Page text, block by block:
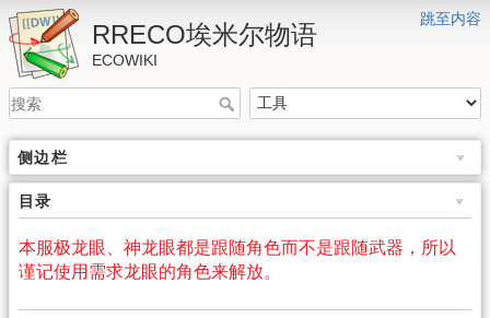
跳至内容
RRECO埃米尔物语
ECOWIKI
侧边栏
目录
本服极龙眼、神龙眼都是跟随角色而不是跟随武器，所以
谨记使用需求龙眼的角色来解放。